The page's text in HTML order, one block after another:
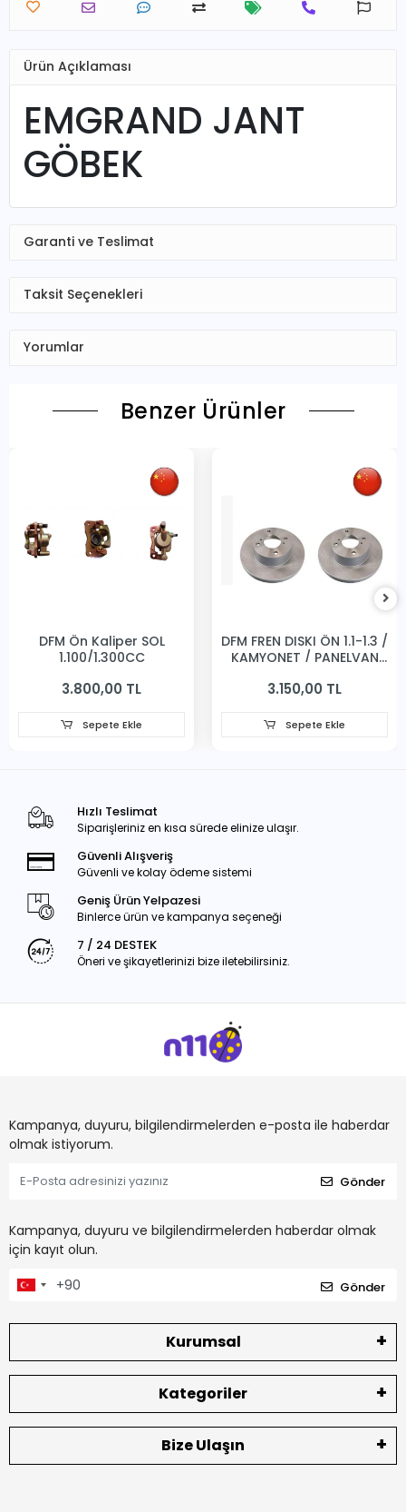
Ürün Açıklaması
EMGRAND JANT
GÖBEK
Garanti ve Teslimat
Taksit Seçenekleri
Yorumlar
Benzer Ürünler
DFM Ön Kaliper SOL
1,100/1,300CC
3.800,00 TL
Sepete Ekle
DFM FREN DISKI ÖN 1.1-1.3 /
KAMYONET / PANELVAN
3.150,00 TL
Sepete Ekle
Hızlı Teslimat
Siparişleriniz en kısa sürede elinize ulaşır.
Güvenli Alışveriş
Güvenli ve kolay ödeme sistemi
Geniş Ürün Yelpazesi
Binlerce ürün ve kampanya seçeneği
7 / 24 DESTEK
Öneri ve şikayetlerinizi bize iletebilirsiniz.
Kampanya, duyuru, bilgilendirmelerden e-posta ile haberdar
olmak istiyorum.
Gönder
Kampanya, duyuru ve bilgilendirmelerden haberdar olmak
için kayıt olun.
Gönder
Kurumsal
Kategoriler
Bize Ulaşın